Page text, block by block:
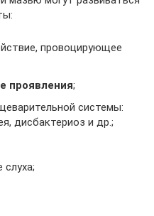
провоцирующее
проявления;
системы:
дисбактериоз и др.;